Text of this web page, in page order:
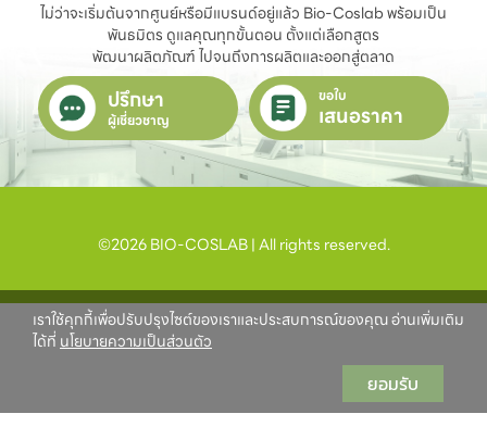
ไม่ว่าจะเริ่มต้นจากศูนย์หรือมีแบรนด์อยู่แล้ว Bio-Coslab พร้อมเป็น
พันธมิตร ดูแลคุณทุกขั้นตอน ตั้งแต่เลือกสูตร
พัฒนาผลิตภัณฑ์ ไปจนถึงการผลิตและออกสู่ตลาด
ปรึกษา
ผู้เชี่ยวชาญ
ขอใบ
เสนอราคา
©2026 BIO-COSLAB | All rights reserved.
เราใช้คุกกี้เพื่อปรับปรุงไซต์ของเราและประสบการณ์ของคุณ อ่านเพิ่มเติม
ได้ที่ นโยบายความเป็นส่วนตัว
ยอมรับ